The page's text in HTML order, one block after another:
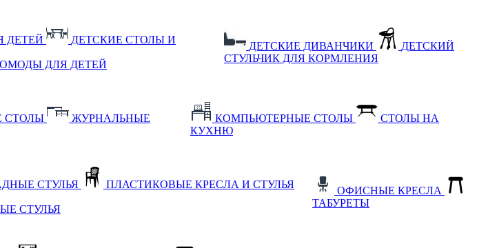
ДЕТЕЙ ДЕТСКИЕ СТОЛЫ И
ДЛЯ ДЕТЕЙ
ДЕТСКИЕ ДИВАНЧИКИ
ДЕТСКИЙ
СТУЛЬЧИК ДЛЯ КОРМЛЕНИЯ
СТОЛЫ
ЖУРНАЛЬНЫЕ
КОМПЬЮТЕРНЫЕ СТОЛЫ
СТОЛЫ НА
КУХНЮ
СТУЛЬЯ ПЛАСТИКОВЫЕ КРЕСЛА И СТУЛЬЯ
СТУЛЬЯ
ОФИСНЫЕ КРЕСЛА
ТАБУРЕТЫ